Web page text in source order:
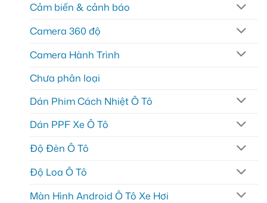
Cảm biến & cảnh báo
Camera 360 độ
Camera Hành Trình
Chưa phân loại
Dán Phim Cách Nhiệt Ô Tô
Dán PPF Xe Ô Tô
Độ Đèn Ô Tô
Độ Loa Ô Tô
Màn Hình Android Ô Tô Xe Hơi